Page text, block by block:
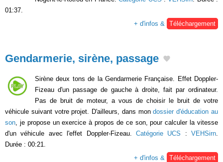
01:37.
+ d'infos &
Téléchargement
Gendarmerie, sirène, passage
Sirène deux tons de la Gendarmerie Française. Effet Doppler-
Fizeau d'un passage de gauche à droite, fait par ordinateur.
Pas de bruit de moteur, a vous de choisir le bruit de votre
véhicule suivant votre projet. D'ailleurs, dans mondossier d'éducation au
son , je propose un exercice à propos de ce son, pour calculer la vitesse
d'un véhicule avec l'effet Doppler-Fizeau. Catégorie UCS : VEHSirn
Durée : 00:21.
+ d'infos &
Téléchargement